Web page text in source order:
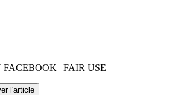
FACEBOOK | FAIR USE
l'article